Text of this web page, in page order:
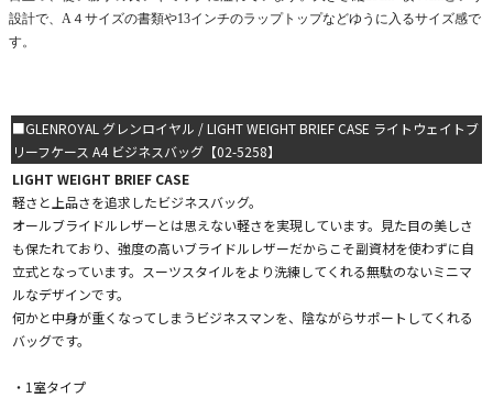
設計で、A４サイズの書類や13インチのラップトップなどゆうに入るサイズ感で
す。
■GLENROYAL グレンロイヤル / LIGHT WEIGHT BRIEF CASE ライトウェイトブ
リーフケース A4 ビジネスバッグ【02-5258】
LIGHT WEIGHT BRIEF CASE
軽さと上品さを追求したビジネスバッグ。
オールブライドルレザーとは思えない軽さを実現しています。見た目の美しさ
も保たれており、強度の高いブライドルレザーだからこそ副資材を使わずに自
立式となっています。スーツスタイルをより洗練してくれる無駄のないミニマ
ルなデザインです。
何かと中身が重くなってしまうビジネスマンを、陰ながらサポートしてくれる
バッグです。
・1室タイプ